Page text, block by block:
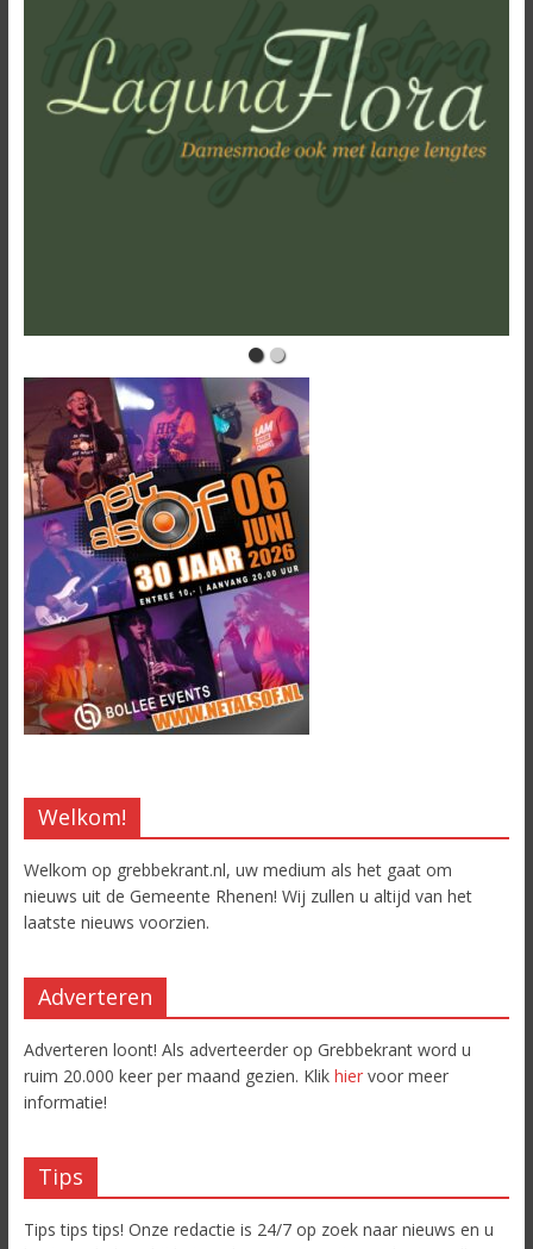
Welkom!
Welkom op grebbekrant.nl, uw medium als het gaat om
nieuws uit de Gemeente Rhenen! Wij zullen u altijd van het
laatste nieuws voorzien.
Adverteren
Adverteren loont! Als adverteerder op Grebbekrant word u
ruim 20.000 keer per maand gezien. Klik hiervoor meer
informatie!
Tips
Tips tips tips! Onze redactie is 24/7 op zoek naar nieuws en u